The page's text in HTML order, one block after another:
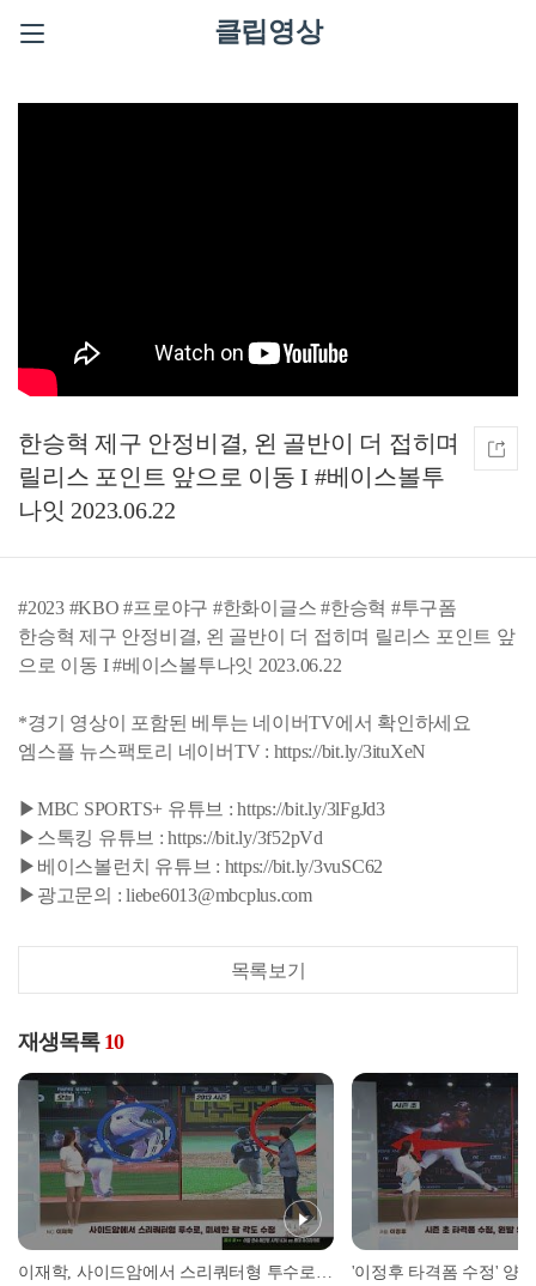
클립영상
한승혁 제구 안정비결, 왼 골반이 더 접히며
릴리스 포인트 앞으로 이동 I #베이스볼투
나잇 2023.06.22
#2023 #KBO #프로야구 #한화이글스 #한승혁 #투구폼
한승혁 제구 안정비결, 왼 골반이 더 접히며 릴리스 포인트 앞
으로 이동 I #베이스볼투나잇 2023.06.22
*경기 영상이 포함된 베투는 네이버TV에서 확인하세요
엠스플 뉴스팩토리 네이버TV : https://bit.ly/3ituXeN
▶MBC SPORTS+ 유튜브 : https://bit.ly/3lFgJd3
▶스톡킹 유튜브 : https://bit.ly/3f52pVd
▶베이스볼런치 유튜브 : https://bit.ly/3vuSC62
▶광고문의 : liebe6013@mbcplus.com
목록보기
재생목록 10
이재학, 사이드암에서 스리쿼터형 투수로 미세한 팔 각도 수정 I #베이스볼투나잇 2023.06.04